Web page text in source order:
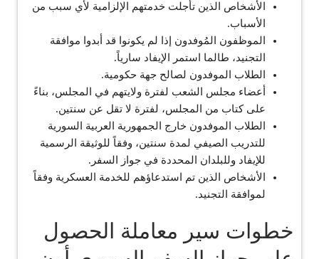
الأشخاص الذين تأجلت خدمتهم الإلزامية لأي سبب من
الأسباب.
الموظفون المُوفدون إذا لم يكونوا قد أبدوا موافقة
التجنيد، طالما استمر الإيفاد سارياً.
الطلاب الموفدون لصالح جهة حكومية.
أعضاء مجلس الشعب لفترة ولايتهم في المجلس، بناءً
على كتاب من المجلس، لفترة لا تقل عن سنتين.
الطلاب الموفدون خارج الجمهورية العربية السورية
للتدريب الصيفي لمدة سنتين، وفقاً للوثيقة الرسمية
للإيفاد وللبلدان المحددة في جواز السفر.
الأشخاص الذين تم استدعاؤهم للخدمة العسكرية وفقاً
لموافقة التجنيد.
خطوات سير معاملة الحصول